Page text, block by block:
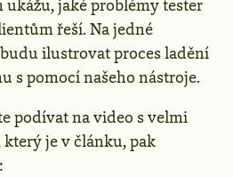
jaké problémy tester
řeší. Na jedné
ilustrovat proces ladění
s pomocí našeho nástroje.
podívat na video s velmi
je v článku, pak
: